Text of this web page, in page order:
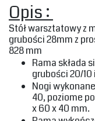
‎Opis : ‎
‎Stół warsztatowy z
grubości 28mm z
828 mm‎
‎Rama składa
grubości 20/
‎Nogi
40, poziome
x 60 x 40 mm.‎